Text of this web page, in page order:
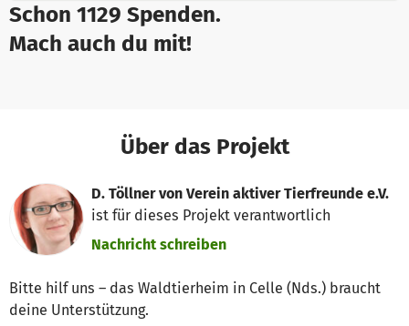
Schon 1129 Spenden.
Mach auch du mit!
Über das Projekt
D. Töllner von Verein aktiver Tierfreunde e.V.
ist für dieses Projekt verantwortlich
Nachricht schreiben
Bitte hilf uns – das Waldtierheim in Celle (Nds.) braucht
deine Unterstützung.